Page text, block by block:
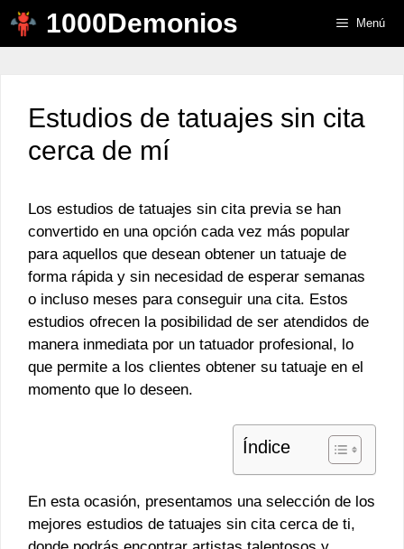
Saltar
1000Demonios Menú
Estudios de tatuajes sin cita
cerca de mí
Los estudios de tatuajes sin cita previa se han
convertido en una opción cada vez más popular
para aquellos que desean obtener un tatuaje de
forma rápida y sin necesidad de esperar semanas
o incluso meses para conseguir una cita. Estos
estudios ofrecen la posibilidad de ser atendidos de
manera inmediata por un tatuador profesional, lo
que permite a los clientes obtener su tatuaje en el
momento que lo deseen.
Índice
En esta ocasión, presentamos una selección de los
mejores estudios de tatuajes sin cita cerca de ti,